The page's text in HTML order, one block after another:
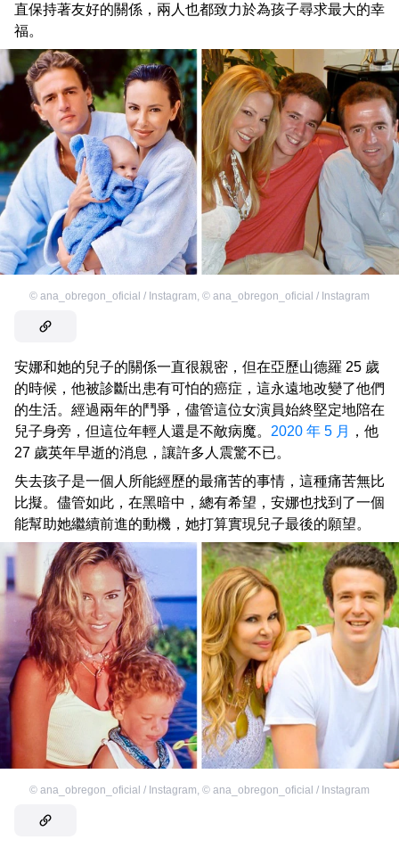
直保持著友好的關係，兩人也都致力於為孩子尋求最大的幸
福。
© ana_obregon_oficial / Instagram, © ana_obregon_oficial / Instagram
安娜和她的兒子的關係一直很親密，但在亞歷山德羅 25 歲
的時候，他被診斷出患有可怕的癌症，這永遠地改變了他們
的生活。經過兩年的鬥爭，儘管這位女演員始終堅定地陪在
兒子身旁，但這位年輕人還是不敵病魔。 2020 年 5 月
，他
27 歲英年早逝的消息，讓許多人震驚不已。
失去孩子是一個人所能經歷的最痛苦的事情，這種痛苦無比
比擬。儘管如此，在黑暗中，總有希望，安娜也找到了一個
能幫助她繼續前進的動機，她打算實現兒子最後的願望。
© ana_obregon_oficial / Instagram, © ana_obregon_oficial / Instagram